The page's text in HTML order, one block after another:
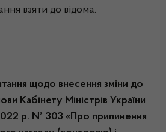
взяти до відома.
щодо внесення зміни до
Кабінету Міністрів України
р. № 303 «Про припинення